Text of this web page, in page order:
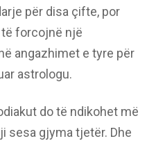
për disa çifte, por
forcojnë një
angazhimet e tyre për
astrologu.
do të ndikohet më
sesa gjyma tjetër. Dhe